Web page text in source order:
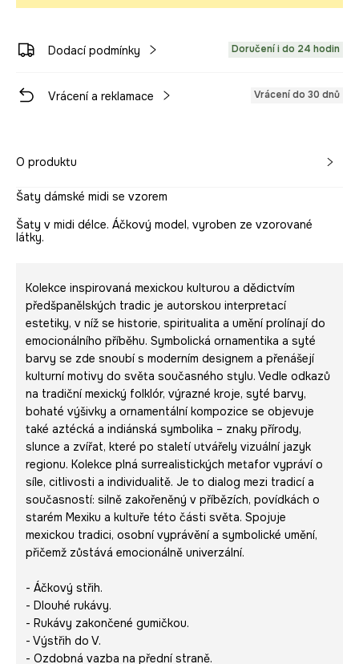
Dodací podmínky Doručení i do 24 hodin
Vrácení a reklamace Vrácení do 30 dnů
O produktu
Šaty dámské midi se vzorem
Šaty v midi délce. Áčkový model, vyroben ze vzorované
látky.
Kolekce inspirovaná mexickou kulturou a dědictvím
předšpanělských tradic je autorskou interpretací
estetiky, v níž se historie, spiritualita a umění prolínají do
emocionálního příběhu. Symbolická ornamentika a syté
barvy se zde snoubí s moderním designem a přenášejí
kulturní motivy do světa současného stylu. Vedle odkazů
na tradiční mexický folklór, výrazné kroje, syté barvy,
bohaté výšivky a ornamentální kompozice se objevuje
také aztécká a indiánská symbolika – znaky přírody,
slunce a zvířat, které po staletí utvářely vizuální jazyk
regionu. Kolekce plná surrealistických metafor vypráví o
síle, citlivosti a individualitě. Je to dialog mezi tradicí a
současností: silně zakořeněný v příbězích, povídkách o
starém Mexiku a kultuře této části světa. Spojuje
mexickou tradici, osobní vyprávění a symbolické umění,
přičemž zůstává emocionálně univerzální.
- Áčkový střih.
- Dlouhé rukávy.
- Rukávy zakončené gumičkou.
- Výstřih do V.
- Ozdobná vazba na přední straně.